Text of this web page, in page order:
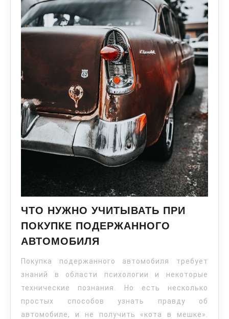
ЧТО НУЖНО УЧИТЫВАТЬ ПРИ
ПОКУПКЕ ПОДЕРЖАННОГО
АВТОМОБИЛЯ
Покупка подержанного автомобиля требует
знаний в области психологии и некоторые
технические познания. Но есть несколько
простых способов узнать правду об
автомобиле, и не получить «кота в мешке».